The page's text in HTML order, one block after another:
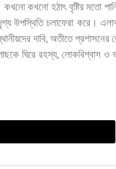
কখনো কখনো হঠাৎ বৃষ্টির মতো
উপস্থিতি চলাফেরা করে।
দাবি, অতীতে প্রশাসনের
ঘিরে রহস্য,লোকবিশ্বাস ও